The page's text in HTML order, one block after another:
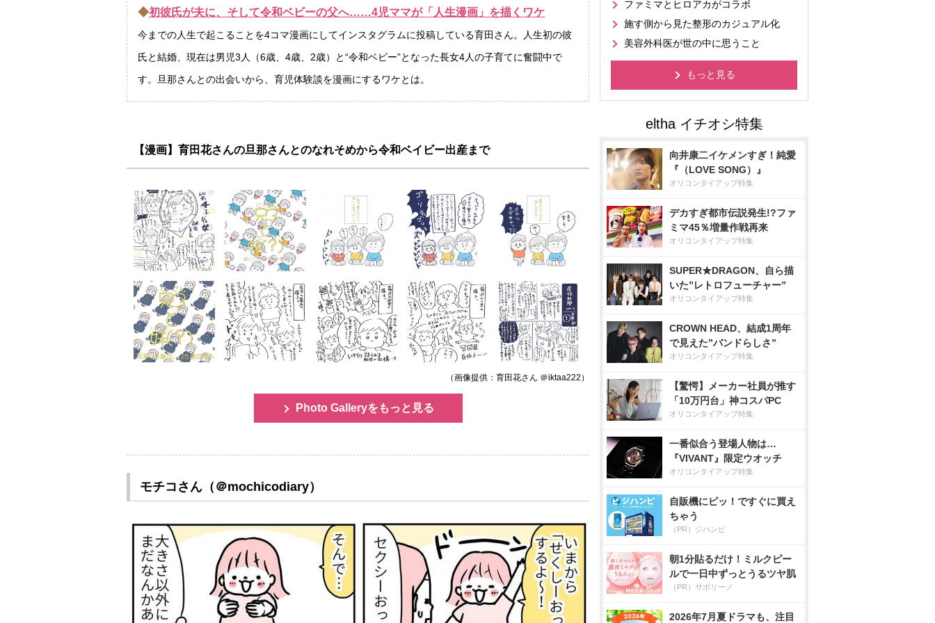
◆初彼氏が夫に、そして令和ベビーの父へ……4児ママが「人生漫画」を描くワケ
今までの人生で起こることを4コマ漫画にしてインスタグラムに投稿している育田さん。人生初の彼
氏と結婚、現在は男児3人（6歳、4歳、2歳）と“令和ベビー”となった長女4人の子育てに奮闘中で
す。旦那さんとの出会いから、育児体験談を漫画にするワケとは。
【漫画】育田花さんの旦那さんとのなれそめから令和ベイビー出産まで
（画像提供：育田花さん ＠iktaa222）
Photo Galleryをもっと見る
モチコさん（＠mochicodiary）
ファミマとヒロアカがコラボ
施す側から見た整形のカジュアル化
美容外科医が世の中に思うこと
もっと見る
向井康二イケメンすぎ！純愛
『（LOVE SONG）』
オリコンタイアップ特集
デカすぎ都市伝説発生!?ファ
ミマ45％増量作戦再来
オリコンタイアップ特集
SUPER★DRAGON、自ら描
いた”レトロフューチャー”
オリコンタイアップ特集
CROWN HEAD、結成1周年
で見えた”バンドらしさ”
オリコンタイアップ特集
【驚愕】メーカー社員が推す
「10万円台」神コスパPC
オリコンタイアップ特集
一番似合う登場人物は…
『VIVANT』限定ウオッチ
オリコンタイアップ特集
自販機にピッ！ですぐに買え
ちゃう
（PR）ジハンピ
朝1分貼るだけ！ミルクピー
ルで一日中ずっとうるツヤ肌
（PR）サボリーノ
2026年7月夏ドラマも、注目